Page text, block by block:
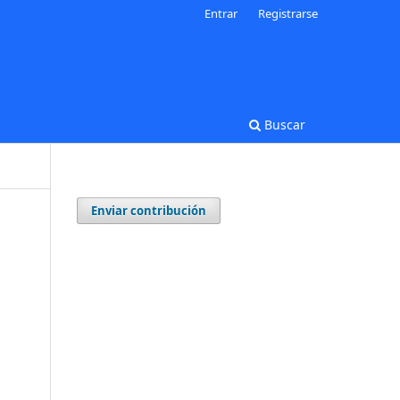
Buscar
Entrar Registrarse
Enviar contribución